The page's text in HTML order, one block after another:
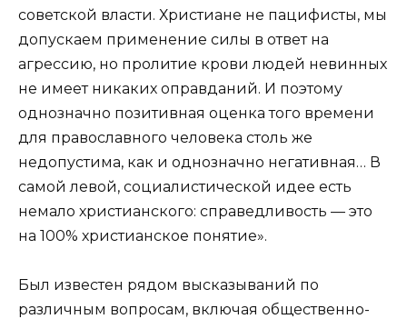
советской власти. Христиане не пацифисты, мы
допускаем применение силы в ответ на
агрессию, но пролитие крови людей невинных
не имеет никаких оправданий. И поэтому
однозначно позитивная оценка того времени
для православного человека столь же
недопустима, как и однозначно негативная… В
самой левой, социалистической идее есть
немало христианского: справедливость — это
на 100% христианское понятие».
Был известен рядом высказываний по
различным вопросам, включая общественно-